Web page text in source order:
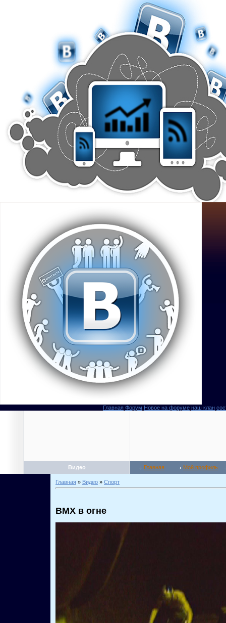
Главная Форум Новое на форуме наш клан
Видео Главная Мой профиль
Главная » Видео » Спорт
BMX в огне